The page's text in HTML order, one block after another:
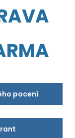
pocení